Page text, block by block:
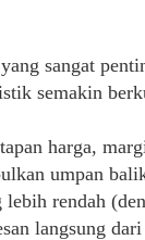
sangat
semakin
harga,
umpan
rendah
langsung